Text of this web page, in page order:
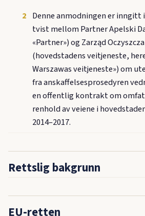
2 Denne anmodningen er inngitt
tvist mellom Partner Apelski
«Partner») og Zarząd
(hovedstadens veitjeneste,
Warszawas veitjeneste») om
fra anskaffelsesprosedyren
en offentlig kontrakt om
renhold av veiene i
2014–2017.
Rettslig bakgrunn
EU-retten